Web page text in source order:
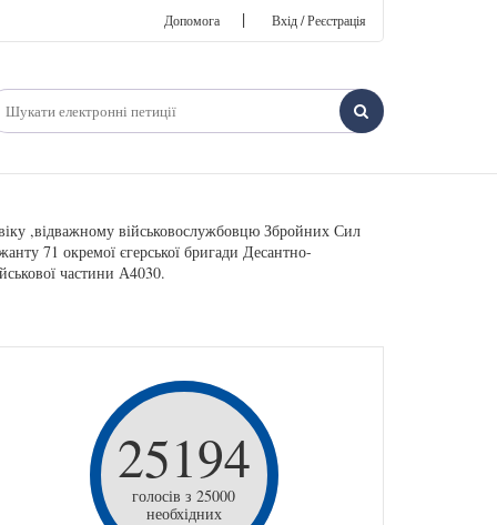
Допомога | Вхід / Реєстрація
,відважному військовослужбовцю Збройних Сил
71 окремої єгерської бригади Десантно-
частини А4030.
25194
голосів з 25000
необхідних